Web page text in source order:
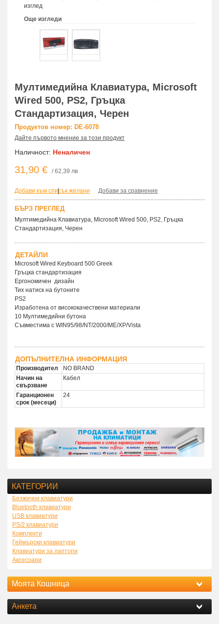
изглед
Още изгледи
Мултимедийна Клавиатура, Microsoft
Wired 500, PS2, Гръцка
Стандартизация, Черен
Продуктов номер: DE-6078
Дайте първото мнение за този продукт
Наличност: Неналичен
31,90 € / 62,39 лв
Добави към списък желани
| Добави за сравнение
БЪРЗ ПРЕГЛЕД
Мултимедийна Клавиатура, Microsoft Wired 500, PS2, Гръцка
Стандартизация, Черен
ДЕТАЙЛИ
Microsoft Wired Keyboard 500 Greek
Гръцка стандартизация
Ергономичен дизайн
Тих натиск на бутоните
PS2
Изработена от висококачествени материали
10 Мултимедийни бутона
Съвместима с WIN95/98/NT/2000/ME/XP/Vista
ДОПЪЛНИТЕЛНА ИНФОРМАЦИЯ
Производител
NO BRAND
Начин на
свързване
Кабел
Гаранционен
срок (месеци)
24
КАТЕГОРИИ
Безжични клавиатури
Bluetooth клавиатури
USB клавиатури
PS/2 клавиатури
Комплекти
Геймърски клавиатури
Клавиатури за лаптопи
Аксесоари
Моята Кошница
Анкета